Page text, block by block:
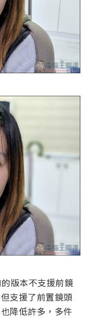
版本不支援前鏡
支援了前置鏡頭
降低許多，多件